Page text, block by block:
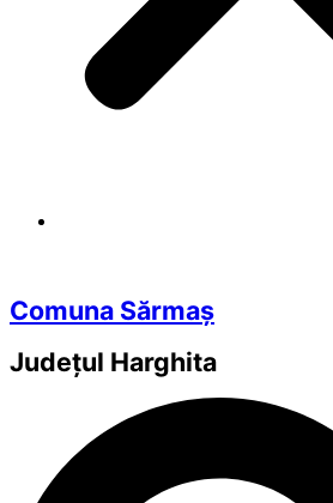
Comuna Sărmaș
Județul Harghita